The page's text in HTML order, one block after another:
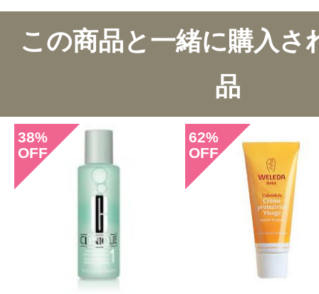
この商品のクチコミ
2件のレビュー
投稿日：2012年12月
ひぃ 様
／30代前半
スースーして気持ちいい。
この商品と一緒に購入さ
品
38%
OFF
62%
OFF